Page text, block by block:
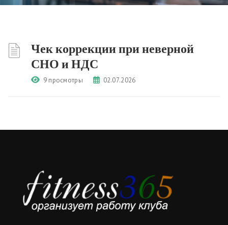
Чек коррекции при неверной
СНО и НДС
9 просмотры 02.07.2026